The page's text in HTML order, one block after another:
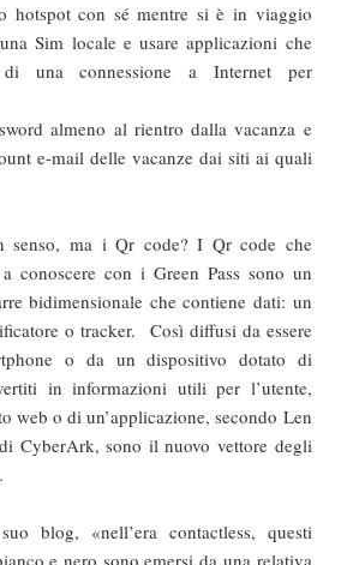
hotspot con sé mentre si è in viaggio
Sim locale e usare applicazioni che
di una connessione a Internet per
almeno al rientro dalla vacanza e
e-mail delle vacanze dai siti ai quali
senso, ma i Qr code? I Qr code che
conoscere con i Green Pass sono un
bidimensionale che contiene dati: un
o tracker. Così diffusi da essere
o da un dispositivo dotato di
in informazioni utili per l’utente,
web o di un’applicazione, secondo Len
CyberArk, sono il nuovo vettore degli
blog, «nell’era contactless, questi